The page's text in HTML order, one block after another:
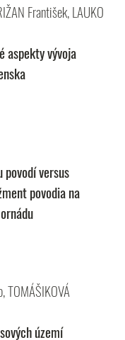
František, LAUKO
aspekty vývoja
povodí versus
povodia na
TOMÁŠIKOVÁ
území